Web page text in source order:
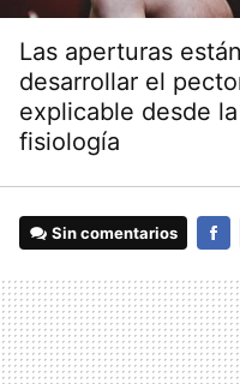
Las aperturas
desarrollar el
explicable desde
fisiología
Sin comentarios